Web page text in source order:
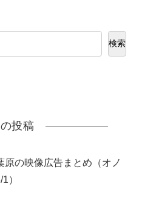
検索
投稿
の映像広告まとめ（オノ
）